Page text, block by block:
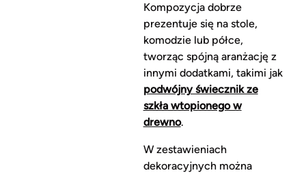
Kompozycja dobrze
prezentuje się na stole,
komodzie lub półce,
tworząc spójną aranżację z
innymi dodatkami, takimi jak
podwójny świecznik ze
szkła wtopionego w
drewno.
W zestawieniach
dekoracyjnych można